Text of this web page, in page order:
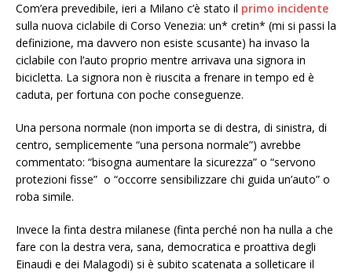
Com’era prevedibile, ieri a Milano c’è stato il primo incidente
sulla nuova ciclabile di Corso Venezia: un* cretin* (mi si passi la
definizione, ma davvero non esiste scusante) ha invaso la
ciclabile con l’auto proprio mentre arrivava una signora in
bicicletta. La signora non è riuscita a frenare in tempo ed è
caduta, per fortuna con poche conseguenze.
Una persona normale (non importa se di destra, di sinistra, di
centro, semplicemente “una persona normale”) avrebbe
commentato: “bisogna aumentare la sicurezza” o “servono
protezioni fisse” o “occorre sensibilizzare chi guida un’auto” o
roba simile.
Invece la finta destra milanese (finta perché non ha nulla a che
fare con la destra vera, sana, democratica e proattiva degli
Einaudi e dei Malagodi) si è subito scatenata a solleticare il